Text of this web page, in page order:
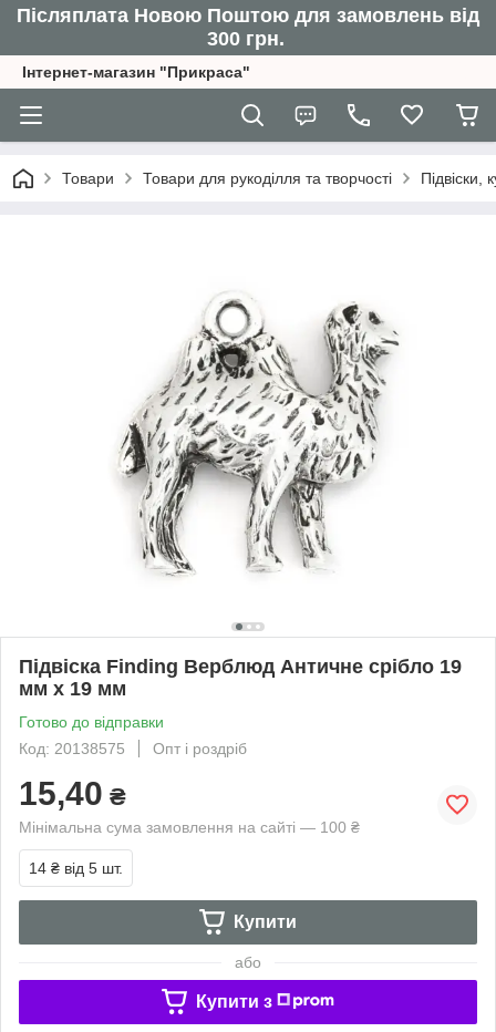
Післяплата Новою Поштою для замовлень від
300 грн.
Інтернет-магазин "Прикраса"
Товари Товари для рукоділля та творчості
Підвіска Finding Верблюд Античне срібло 19
мм x 19 мм
Готово до відправки
Код: 20138575
Опт і роздріб
15,40 ₴
Мінімальна сума замовлення на сайті — 100 ₴
14 ₴ від 5 шт.
Купити
або
Купити з